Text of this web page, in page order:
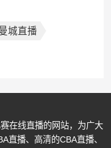
城直播
在线直播的网站，为广大
直播、高清的CBA直播、